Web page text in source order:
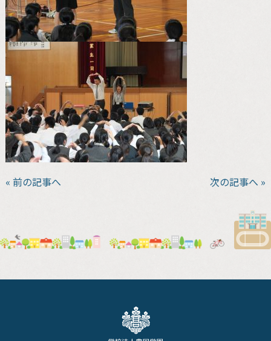
« 前の記事へ 次の記事へ »